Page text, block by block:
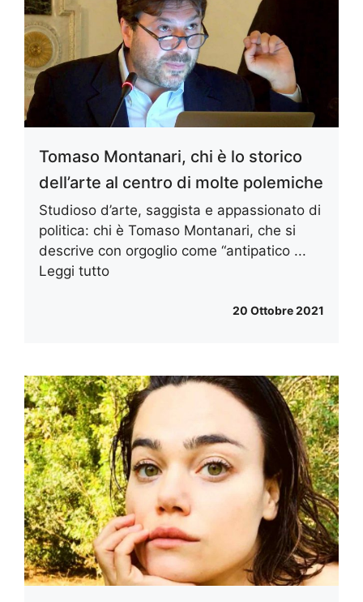
Tomaso Montanari, chi è lo storico
dell’arte al centro di molte polemiche
Studioso d’arte, saggista e appassionato di
politica: chi è Tomaso Montanari, che si
descrive con orgoglio come “antipatico ...
Leggi tutto
20 Ottobre 2021